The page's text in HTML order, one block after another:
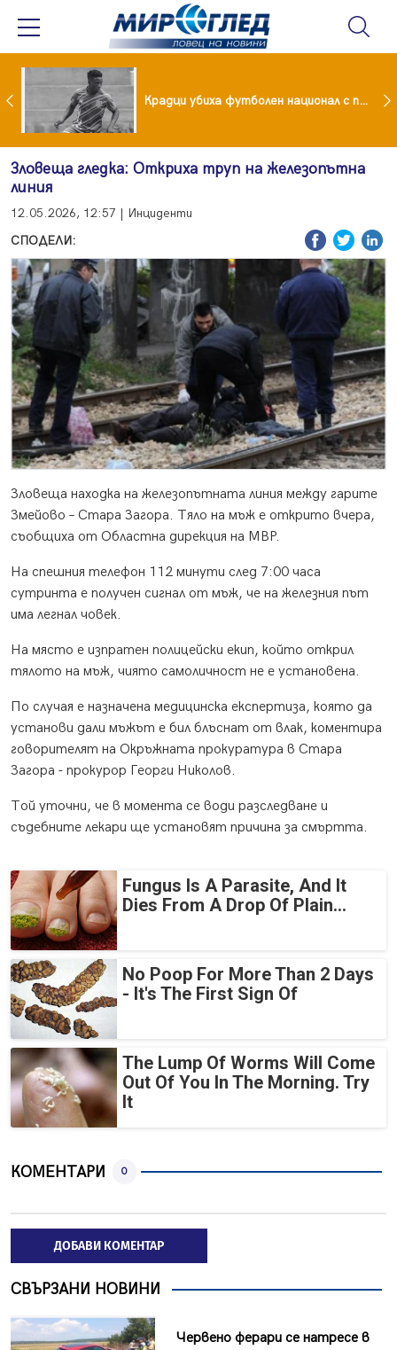
Проф. Кантарджиев каза кои са най-застрашени от западно нилска треска Крадци убиха футболен национал с павета
Зловеща гледка: Откриха труп на железопътна
линия
12.05.2026, 12:57 | Инциденти
СПОДЕЛИ:
Зловеща находка на железопътната линия между гарите
Змейово – Стара Загора. Тяло на мъж е открито вчера,
съобщиха от Областна дирекция на МВР.
На спешния телефон 112 минути след 7:00 часа
сутринта е получен сигнал от мъж, че на железния път
има легнал човек.
На място е изпратен полицейски екип, който открил
тялото на мъж, чиято самоличност не е установена.
По случая е назначена медицинска експертиза, която да
установи дали мъжът е бил блъснат от влак, коментира
говорителят на Окръжната прокуратура в Стара
Загора - прокурор Георги Николов.
Той уточни, че в момента се води разследване и
съдебните лекари ще установят причина за смъртта.
Fungus Is A Parasite, And It
Dies From A Drop Of Plain...
No Poop For More Than 2 Days
- It's The First Sign Of
The Lump Of Worms Will Come
Out Of You In The Morning. Try
It
КОМЕНТАРИ 0
ДОБАВИ КОМЕНТАР
СВЪРЗАНИ НОВИНИ
Червено ферари се натресе в